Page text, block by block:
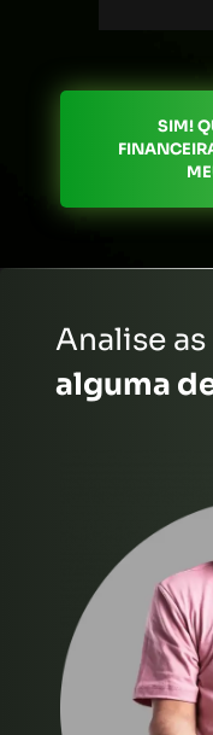
SIM!
Analise
alguma